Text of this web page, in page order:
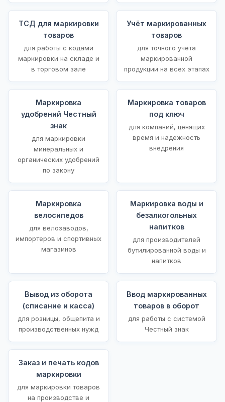
ТСД для маркировки
товаров
для работы с кодами
маркировки на складе и
в торговом зале
Учёт маркированных
товаров
для точного учёта
маркированной
продукции на всех этапах
Маркировка
удобрений Честный
знак
для маркировки
минеральных и
органических удобрений
по закону
Маркировка товаров
под ключ
для компаний, ценящих
время и надежность
внедрения
Маркировка
велосипедов
для велозаводов,
импортеров и спортивных
магазинов
Маркировка воды и
безалкогольных
напитков
для производителей
бутилированной воды и
напитков
Вывод из оборота
(списание и касса)
для розницы, общепита и
производственных нужд
Ввод маркированных
товаров в оборот
для работы с системой
Честный знак
Заказ и печать кодов
маркировки
для маркировки товаров
на производстве и